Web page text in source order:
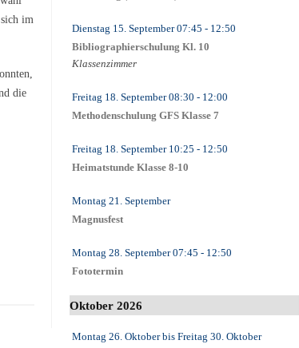
im
die
Dienstag 15. September07:45 - 12:50
Bibliographierschulung Kl. 10
Klassenzimmer
Freitag 18. September08:30 - 12:00
Methodenschulung GFS Klasse 7
Freitag 18. September10:25 - 12:50
Heimatstunde Klasse 8-10
Montag 21. September
Magnusfest
Montag 28. September07:45 - 12:50
Fototermin
Oktober 2026
Montag 26. Oktoberbis Freitag 30. Oktober